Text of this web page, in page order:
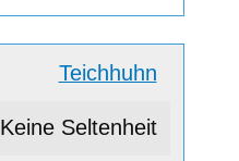
Teichhuhn
Keine Seltenheit